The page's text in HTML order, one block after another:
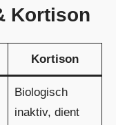
Kortison
Kortison
Biologisch
inaktiv, dient